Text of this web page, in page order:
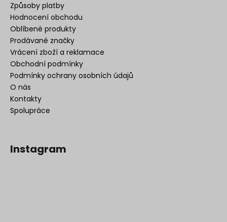
Způsoby platby
Hodnocení obchodu
Oblíbené produkty
Prodávané značky
Vrácení zboží a reklamace
Obchodní podmínky
Podmínky ochrany osobních údajů
O nás
Kontakty
Spolupráce
Instagram